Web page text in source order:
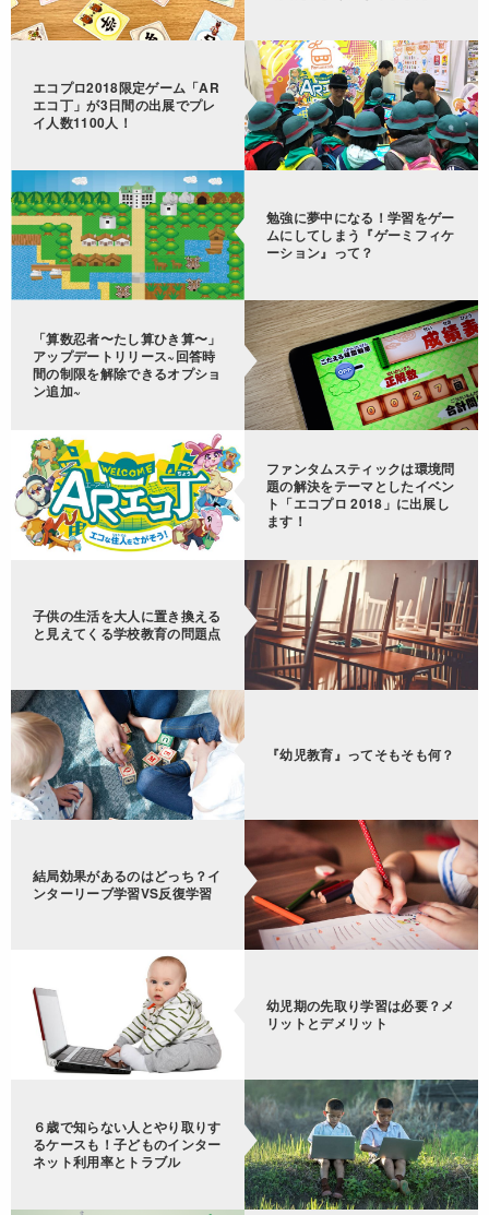
エコプロ2018限定ゲーム「AR
エコ丁」が3日間の出展でプレ
イ人数1100人！
勉強に夢中になる！学習をゲー
ムにしてしまう『ゲーミフィケ
ーション』って？
「算数忍者〜たし算ひき算〜」
アップデートリリース~回答時
間の制限を解除できるオプショ
ン追加~
ファンタムスティックは環境問
題の解決をテーマとしたイベン
ト「エコプロ 2018」に出展し
ます！
子供の生活を大人に置き換える
と見えてくる学校教育の問題点
『幼児教育』ってそもそも何？
結局効果があるのはどっち？イ
ンターリーブ学習VS反復学習
幼児期の先取り学習は必要？メ
リットとデメリット
６歳で知らない人とやり取りす
るケースも！子どものインター
ネット利用率とトラブル